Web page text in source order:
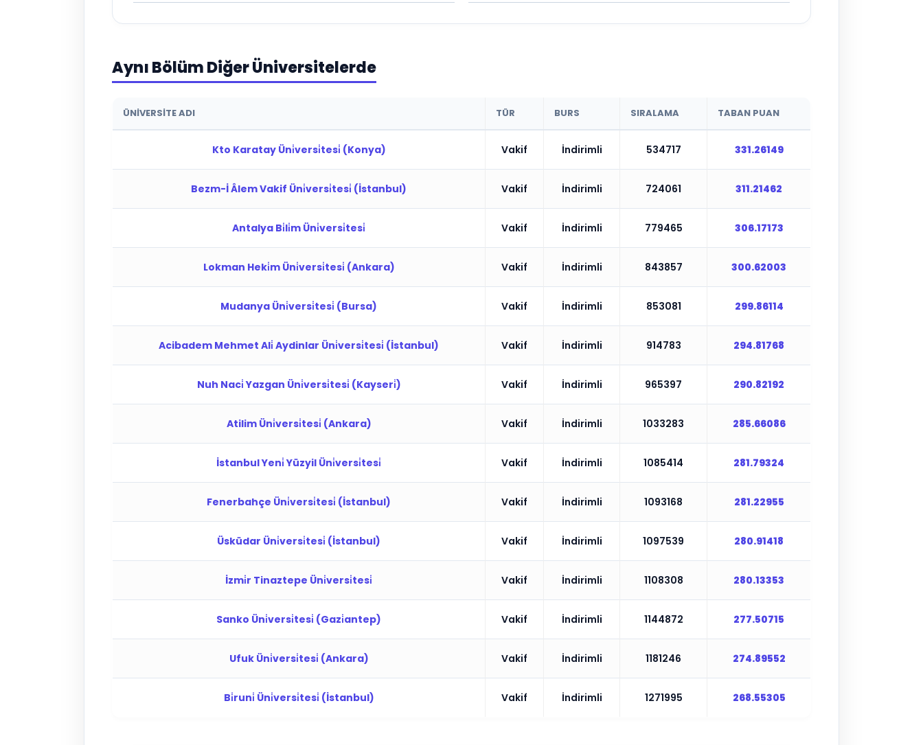
Aynı Bölüm Diğer Üniversitelerde
ÜNIVERSITE ADI TÜR BURS SIRALAMA TABAN PUAN
Kto Karatay Üni̇versi̇tesi̇ (Konya) Vakif İndirimli 534717 331.26149
Bezm-İ Âlem Vakif Üni̇versi̇tesi̇ (İstanbul) Vakif İndirimli 724061 311.21462
Antalya Bi̇li̇m Üni̇versi̇tesi̇ Vakif İndirimli 779465 306.17173
Lokman Heki̇m Üni̇versi̇tesi̇ (Ankara) Vakif İndirimli 843857 300.62003
Mudanya Üni̇versi̇tesi̇ (Bursa) Vakif İndirimli 853081 299.86114
Acibadem Mehmet Ali̇ Aydinlar Üni̇versi̇tesi̇ (İstanbul) Vakif İndirimli 914783 294.81768
Nuh Naci̇ Yazgan Üni̇versi̇tesi̇ (Kayseri̇) Vakif İndirimli 965397 290.82192
Atilim Üni̇versi̇tesi̇ (Ankara) Vakif İndirimli 1033283 285.66086
İstanbul Yeni̇ Yüzyil Üni̇versi̇tesi̇ Vakif İndirimli 1085414 281.79324
Fenerbahçe Üni̇versi̇tesi̇ (İstanbul) Vakif İndirimli 1093168 281.22955
Üsküdar Üni̇versi̇tesi̇ (İstanbul) Vakif İndirimli 1097539 280.91418
İzmi̇r Tinaztepe Üni̇versi̇tesi̇ Vakif İndirimli 1108308 280.13353
Sanko Üni̇versi̇tesi̇ (Gazi̇antep) Vakif İndirimli 1144872 277.50715
Ufuk Üni̇versi̇tesi̇ (Ankara) Vakif İndirimli 1181246 274.89552
Bi̇runi̇ Üni̇versi̇tesi̇ (İstanbul) Vakif İndirimli 1271995 268.55305